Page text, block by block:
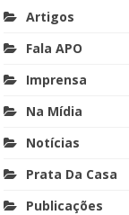
Artigos
Fala APO
Imprensa
Na Mídia
Notícias
Prata Da Casa
Publicações